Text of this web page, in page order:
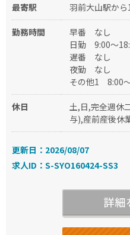
最寄駅 羽前大山駅か
勤務時間 早番
なし
日勤
9:00～
遅番
なし
夜勤
なし
その他1
8:00
休日
土,日,完全週休
与),産前産後休
更新日：2026/08/07
求人ID：S-SYO160424-SS3